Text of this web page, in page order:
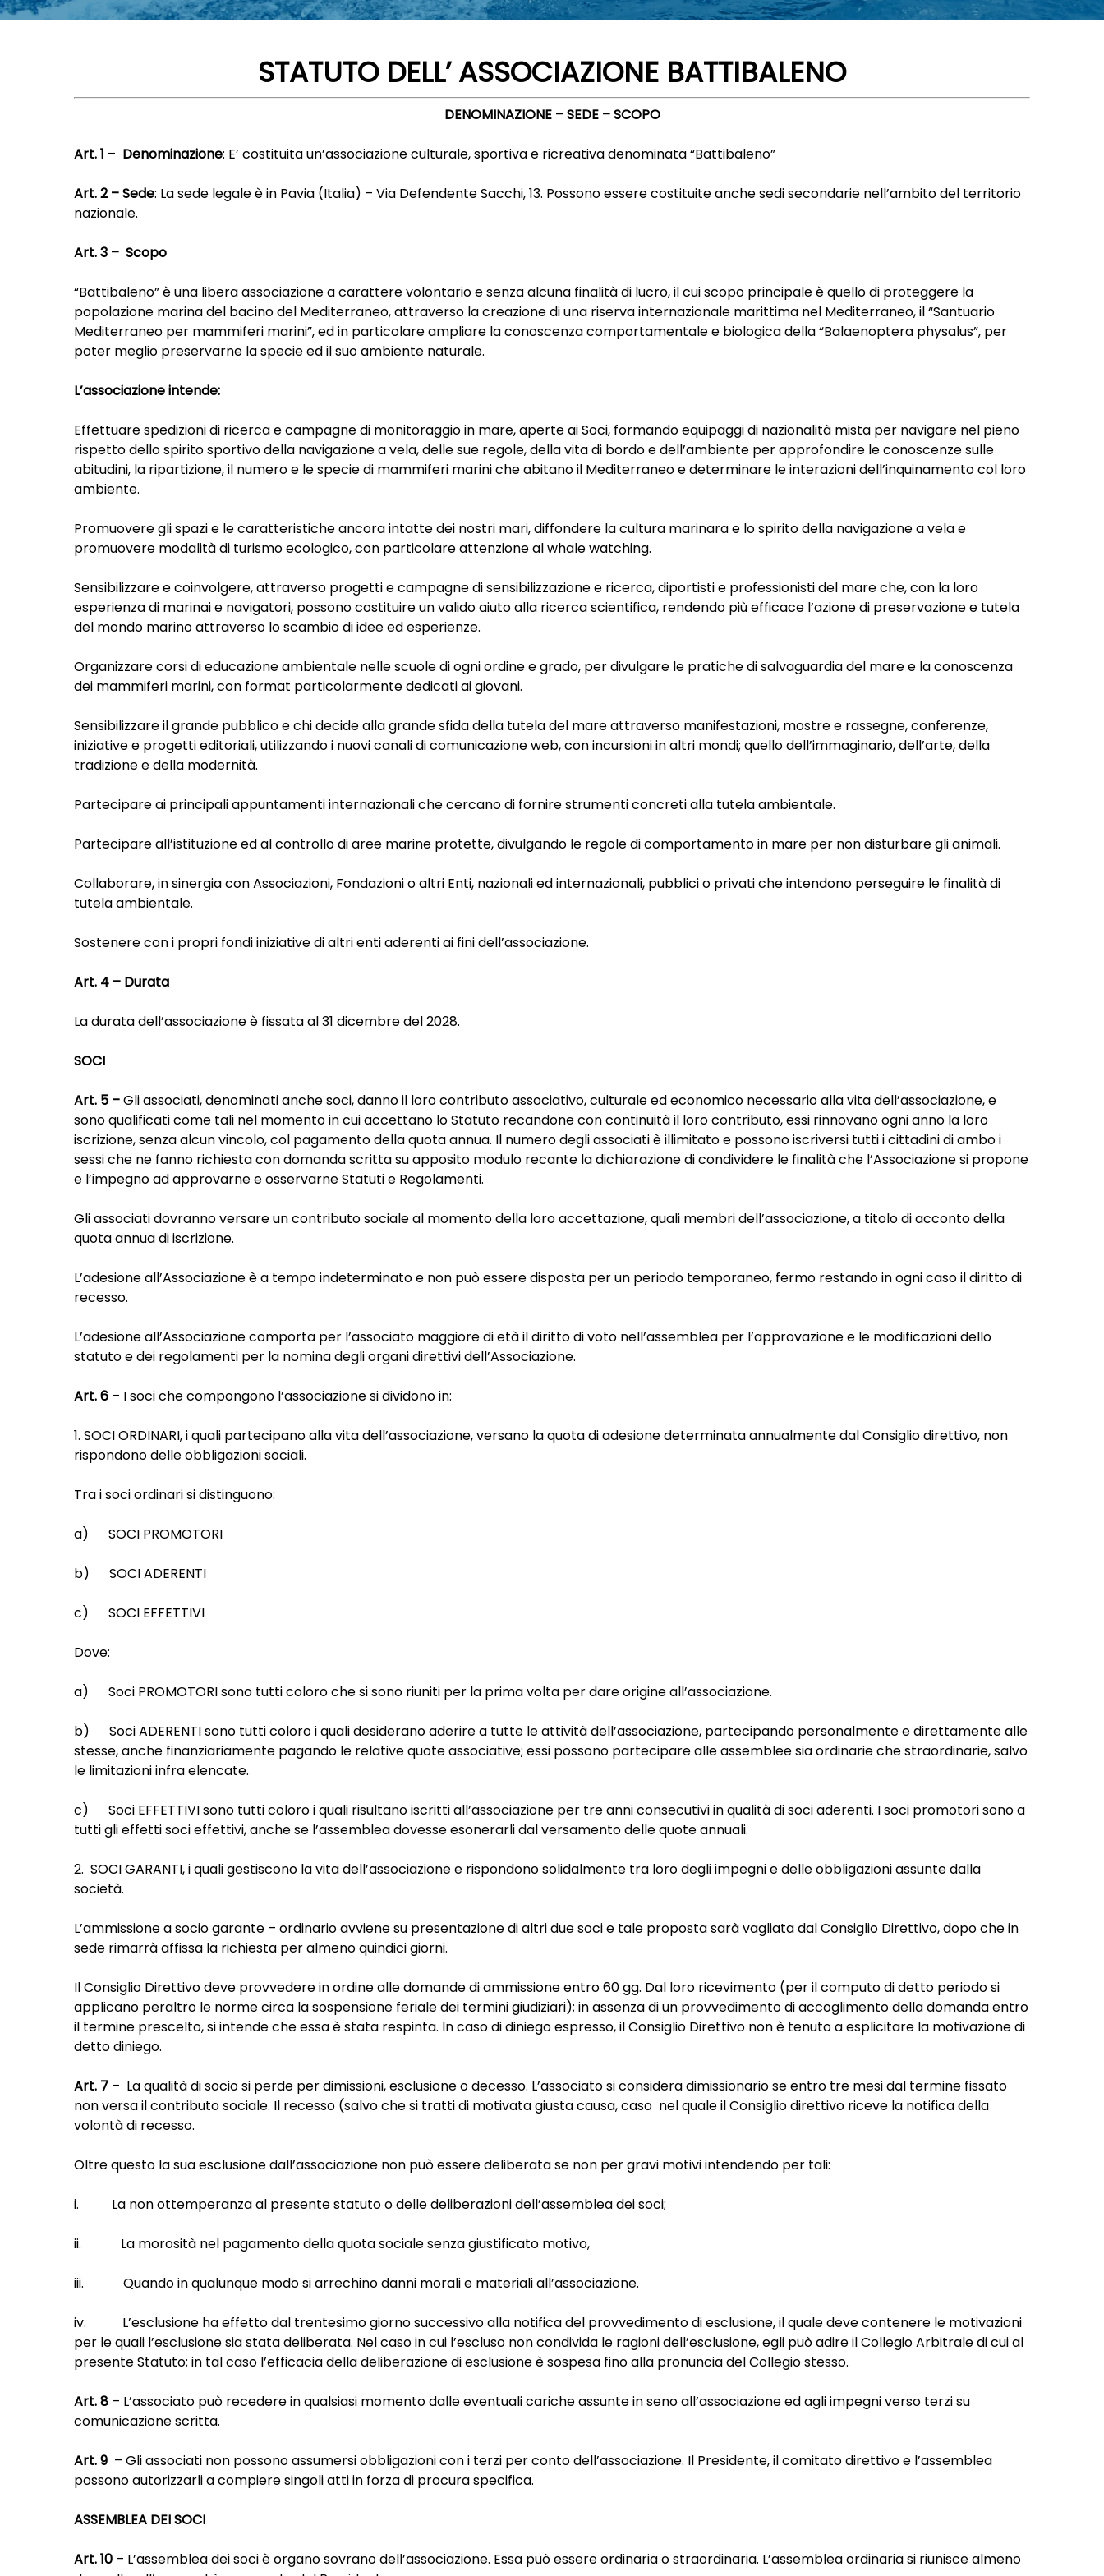
Hit enter to search or ESC to close
STATUTO DELL’ ASSOCIAZIONE BATTIBALENO
DENOMINAZIONE – SEDE – SCOPO
Art. 1 – Denominazione: E’ costituita un’associazione culturale, sportiva e ricreativa denominata “Battibaleno”
Art. 2 – Sede: La sede legale è in Pavia (Italia) – Via Defendente Sacchi, 13. Possono essere costituite anche sedi secondarie nell’ambito del territorio
nazionale.
Art. 3 – Scopo
“Battibaleno” è una libera associazione a carattere volontario e senza alcuna finalità di lucro, il cui scopo principale è quello di proteggere la
popolazione marina del bacino del Mediterraneo, attraverso la creazione di una riserva internazionale marittima nel Mediterraneo, il “Santuario
Mediterraneo per mammiferi marini”, ed in particolare ampliare la conoscenza comportamentale e biologica della “Balaenoptera physalus”, per
poter meglio preservarne la specie ed il suo ambiente naturale.
L’associazione intende:
Effettuare spedizioni di ricerca e campagne di monitoraggio in mare, aperte ai Soci, formando equipaggi di nazionalità mista per navigare nel pieno
rispetto dello spirito sportivo della navigazione a vela, delle sue regole, della vita di bordo e dell’ambiente per approfondire le conoscenze sulle
abitudini, la ripartizione, il numero e le specie di mammiferi marini che abitano il Mediterraneo e determinare le interazioni dell’inquinamento col loro
ambiente.
Promuovere gli spazi e le caratteristiche ancora intatte dei nostri mari, diffondere la cultura marinara e lo spirito della navigazione a vela e
promuovere modalità di turismo ecologico, con particolare attenzione al whale watching.
Sensibilizzare e coinvolgere, attraverso progetti e campagne di sensibilizzazione e ricerca, diportisti e professionisti del mare che, con la loro
esperienza di marinai e navigatori, possono costituire un valido aiuto alla ricerca scientifica, rendendo più efficace l’azione di preservazione e tutela
del mondo marino attraverso lo scambio di idee ed esperienze.
Organizzare corsi di educazione ambientale nelle scuole di ogni ordine e grado, per divulgare le pratiche di salvaguardia del mare e la conoscenza
dei mammiferi marini, con format particolarmente dedicati ai giovani.
Sensibilizzare il grande pubblico e chi decide alla grande sfida della tutela del mare attraverso manifestazioni, mostre e rassegne, conferenze,
iniziative e progetti editoriali, utilizzando i nuovi canali di comunicazione web, con incursioni in altri mondi; quello dell’immaginario, dell’arte, della
tradizione e della modernità.
Partecipare ai principali appuntamenti internazionali che cercano di fornire strumenti concreti alla tutela ambientale.
Partecipare all’istituzione ed al controllo di aree marine protette, divulgando le regole di comportamento in mare per non disturbare gli animali.
Collaborare, in sinergia con Associazioni, Fondazioni o altri Enti, nazionali ed internazionali, pubblici o privati che intendono perseguire le finalità di
tutela ambientale.
Sostenere con i propri fondi iniziative di altri enti aderenti ai fini dell’associazione.
Art. 4 – Durata
La durata dell’associazione è fissata al 31 dicembre del 2028.
SOCI
Art. 5 –Gli associati, denominati anche soci, danno il loro contributo associativo, culturale ed economico necessario alla vita dell’associazione, e
sono qualificati come tali nel momento in cui accettano lo Statuto recandone con continuità il loro contributo, essi rinnovano ogni anno la loro
iscrizione, senza alcun vincolo, col pagamento della quota annua. Il numero degli associati è illimitato e possono iscriversi tutti i cittadini di ambo i
sessi che ne fanno richiesta con domanda scritta su apposito modulo recante la dichiarazione di condividere le finalità che l’Associazione si propone
e l’impegno ad approvarne e osservarne Statuti e Regolamenti.
Gli associati dovranno versare un contributo sociale al momento della loro accettazione, quali membri dell’associazione, a titolo di acconto della
quota annua di iscrizione.
L’adesione all’Associazione è a tempo indeterminato e non può essere disposta per un periodo temporaneo, fermo restando in ogni caso il diritto di
recesso.
L’adesione all’Associazione comporta per l’associato maggiore di età il diritto di voto nell’assemblea per l’approvazione e le modificazioni dello
statuto e dei regolamenti per la nomina degli organi direttivi dell’Associazione.
Art. 6 – I soci che compongono l’associazione si dividono in:
1. SOCI ORDINARI, i quali partecipano alla vita dell’associazione, versano la quota di adesione determinata annualmente dal Consiglio direttivo, non
rispondono delle obbligazioni sociali.
Tra i soci ordinari si distinguono:
a) SOCI PROMOTORI
b) SOCI ADERENTI
c) SOCI EFFETTIVI
Dove:
a) Soci PROMOTORI sono tutti coloro che si sono riuniti per la prima volta per dare origine all’associazione.
b) Soci ADERENTI sono tutti coloro i quali desiderano aderire a tutte le attività dell’associazione, partecipando personalmente e direttamente alle
stesse, anche finanziariamente pagando le relative quote associative; essi possono partecipare alle assemblee sia ordinarie che straordinarie, salvo
le limitazioni infra elencate.
c) Soci EFFETTIVI sono tutti coloro i quali risultano iscritti all’associazione per tre anni consecutivi in qualità di soci aderenti. I soci promotori sono a
tutti gli effetti soci effettivi, anche se l’assemblea dovesse esonerarli dal versamento delle quote annuali.
2. SOCI GARANTI, i quali gestiscono la vita dell’associazione e rispondono solidalmente tra loro degli impegni e delle obbligazioni assunte dalla
società.
L’ammissione a socio garante – ordinario avviene su presentazione di altri due soci e tale proposta sarà vagliata dal Consiglio Direttivo, dopo che in
sede rimarrà affissa la richiesta per almeno quindici giorni.
Il Consiglio Direttivo deve provvedere in ordine alle domande di ammissione entro 60 gg. Dal loro ricevimento (per il computo di detto periodo si
applicano peraltro le norme circa la sospensione feriale dei termini giudiziari); in assenza di un provvedimento di accoglimento della domanda entro
il termine prescelto, si intende che essa è stata respinta. In caso di diniego espresso, il Consiglio Direttivo non è tenuto a esplicitare la motivazione di
detto diniego.
Art. 7 – La qualità di socio si perde per dimissioni, esclusione o decesso. L’associato si considera dimissionario se entro tre mesi dal termine fissato
non versa il contributo sociale. Il recesso (salvo che si tratti di motivata giusta causa, caso nel quale il Consiglio direttivo riceve la notifica della
volontà di recesso.
Oltre questo la sua esclusione dall’associazione non può essere deliberata se non per gravi motivi intendendo per tali:
i. La non ottemperanza al presente statuto o delle deliberazioni dell’assemblea dei soci;
ii. La morosità nel pagamento della quota sociale senza giustificato motivo,
iii. Quando in qualunque modo si arrechino danni morali e materiali all’associazione.
iv. L’esclusione ha effetto dal trentesimo giorno successivo alla notifica del provvedimento di esclusione, il quale deve contenere le motivazioni
per le quali l’esclusione sia stata deliberata. Nel caso in cui l’escluso non condivida le ragioni dell’esclusione, egli può adire il Collegio Arbitrale di cui al
presente Statuto; in tal caso l’efficacia della deliberazione di esclusione è sospesa fino alla pronuncia del Collegio stesso.
Art. 8 – L’associato può recedere in qualsiasi momento dalle eventuali cariche assunte in seno all’associazione ed agli impegni verso terzi su
comunicazione scritta.
Art. 9 – Gli associati non possono assumersi obbligazioni con i terzi per conto dell’associazione. Il Presidente, il comitato direttivo e l’assemblea
possono autorizzarli a compiere singoli atti in forza di procura specifica.
ASSEMBLEA DEI SOCI
Art. 10 – L’assemblea dei soci è organo sovrano dell’associazione. Essa può essere ordinaria o straordinaria. L’assemblea ordinaria si riunisce almeno